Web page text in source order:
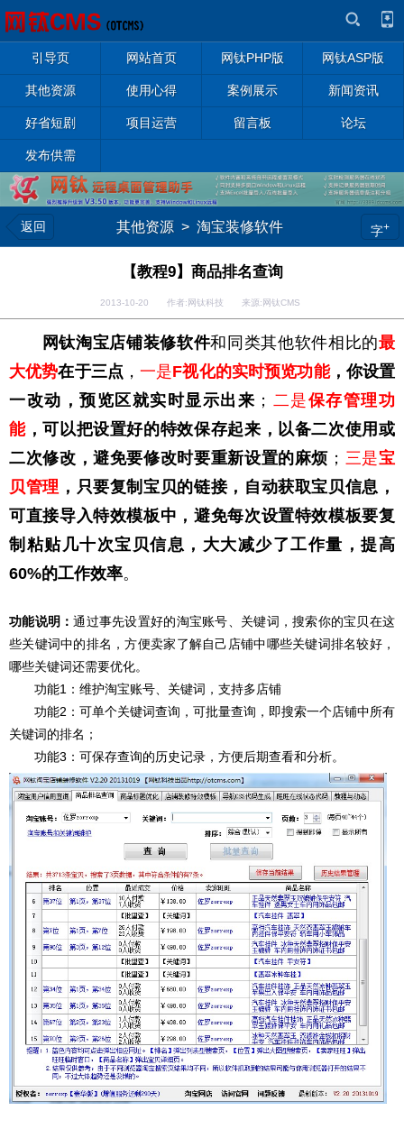
引导页 网站首页 网钛PHP版 网钛ASP版
其他资源 使用心得 案例展示 新闻资讯
好省短剧 项目运营 留言板 论坛
发布供需
返回 其他资源 > 淘宝装修软件 字+
【教程9】商品排名查询
2013-10-20 作者:网钛科技 来源:网钛CMS
网钛淘宝店铺装修软件和同类其他软件相比的最
大优势在于三点 ，一是F视化的实时预览功能，你设置
一改动，预览区就实时显示出来 ； 二是保存管理功
能，可以把设置好的特效保存起来，以备二次使用或
二次修改，避免要修改时要重新设置的麻烦 ； 三是宝
贝管理 ，只要复制宝贝的链接，自动获取宝贝信息，
可直接导入特效模板中，避免每次设置特效模板要复
制粘贴几十次宝贝信息，大大减少了工作量，提高
60%的工作效率。
功能说明：通过事先设置好的淘宝账号、关键词，搜索你的宝贝在这
些关键词中的排名，方便卖家了解自己店铺中哪些关键词排名较好，
哪些关键词还需要优化。
功能1：维护淘宝账号、关键词，支持多店铺
功能2：可单个关键词查询，可批量查询，即搜索一个店铺中所有
关键词的排名；
功能3：可保存查询的历史记录，方便后期查看和分析。